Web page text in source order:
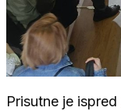
Prisutne je ispred